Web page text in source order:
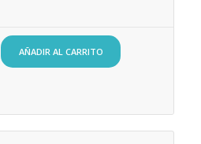
AÑADIR AL CARRITO